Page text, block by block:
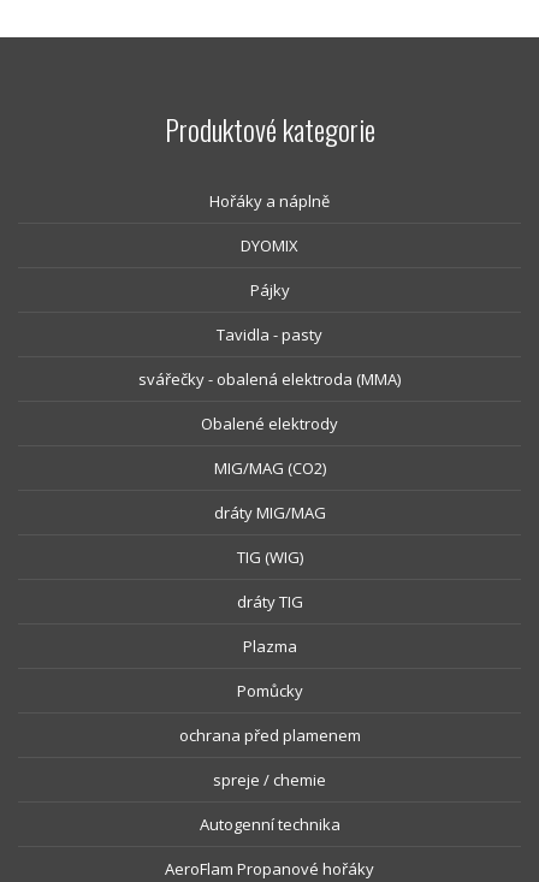
Produktové kategorie
Hořáky a náplně
DYOMIX
Pájky
Tavidla - pasty
svářečky - obalená elektroda (MMA)
Obalené elektrody
MIG/MAG (CO2)
dráty MIG/MAG
TIG (WIG)
dráty TIG
Plazma
Pomůcky
ochrana před plamenem
spreje / chemie
Autogenní technika
AeroFlam Propanové hořáky